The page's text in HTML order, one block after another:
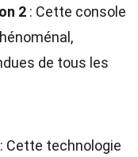
2 : Cette console
de tous les
: Cette technologie